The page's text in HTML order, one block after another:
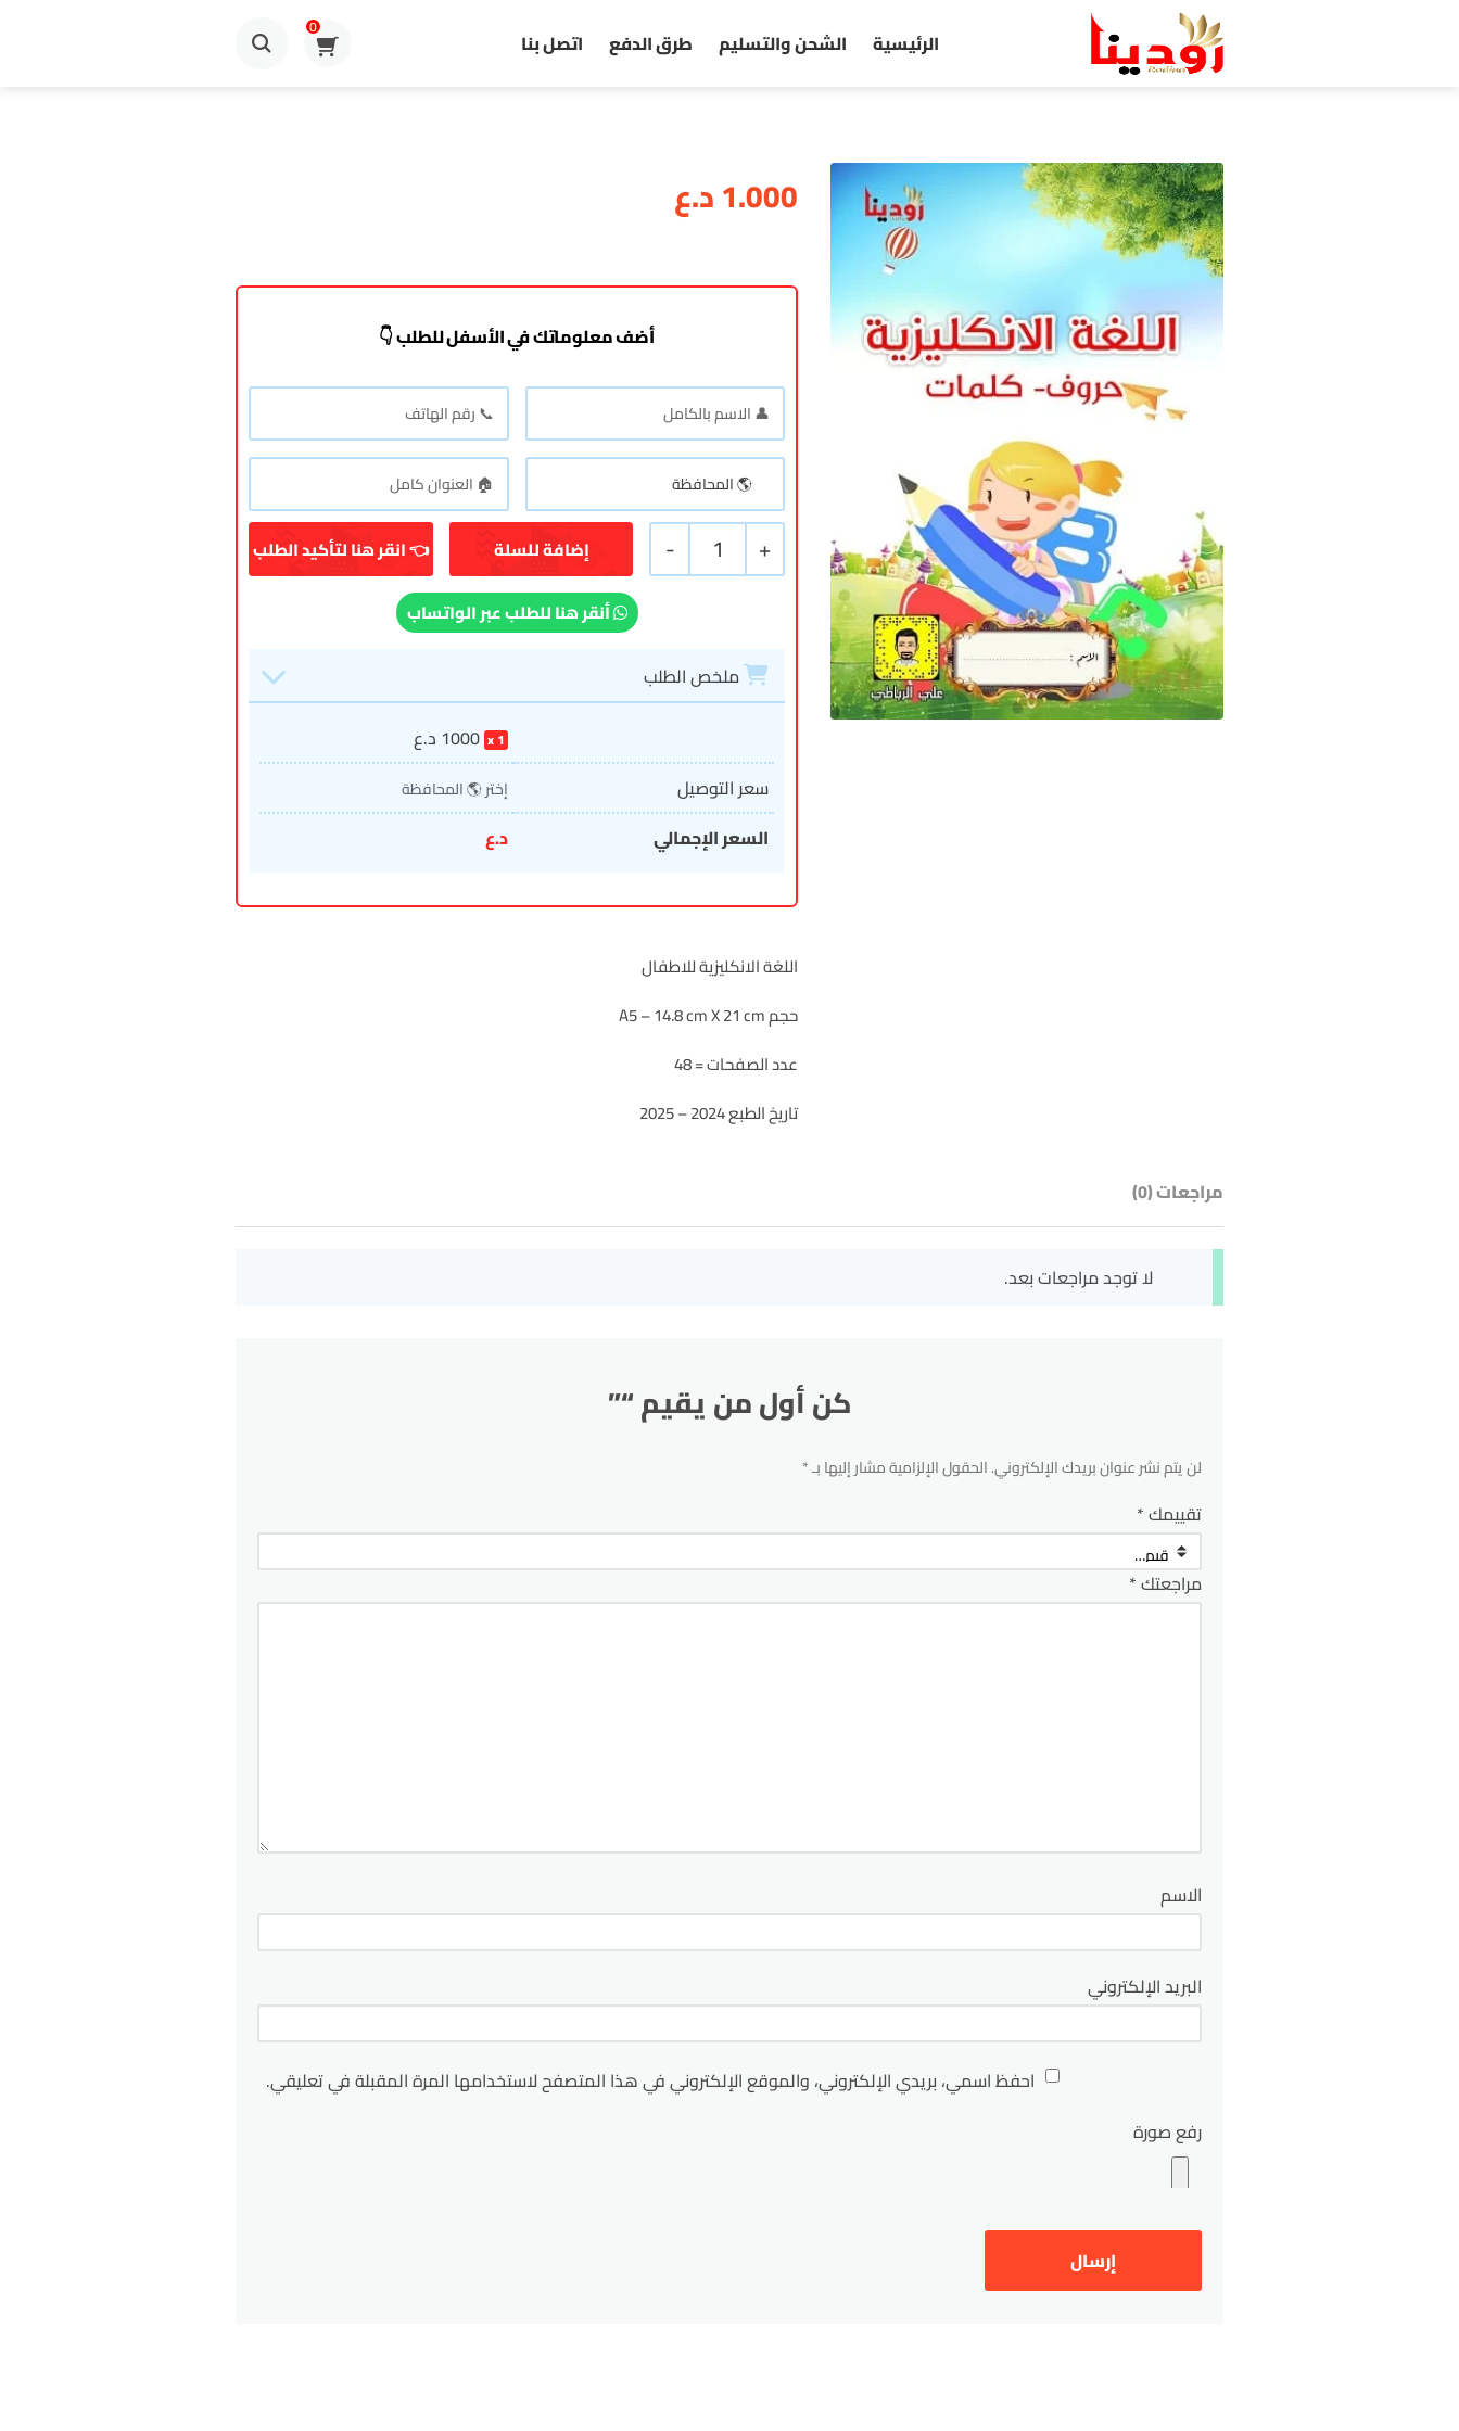
الرئيسية الشحن والتسليم طرق الدفع اتصل بنا
0
1.000د.ع
أضف معلوماتك في الأسفل للطلب 👇
+
1
- إضافة للسلة
أنقر هنا للطلب عبر الواتساب
ملخص الطلب
1
1000 د.ع
سعر التوصيل
إختر 🌎 المحافظة
السعر الإجمالي د.ع
اللغة الانكليزية للاطفال
حجم A5 – 14.8 cm X 21 cm
عدد الصفحات = 48
تاريخ الطبع 2024 – 2025
مراجعات (0)
لا توجد مراجعات بعد.
كن أول من يقيم “”
لن يتم نشر عنوان بريدك الإلكتروني.الحقول الإلزامية مشار إليها بـ*
تقييمك*
مراجعتك*
الاسم
البريد الإلكتروني
احفظ اسمي، بريدي الإلكتروني، والموقع الإلكتروني في هذا المتصفح لاستخدامها المرة المقبلة في تعليقي.
رفع صورة